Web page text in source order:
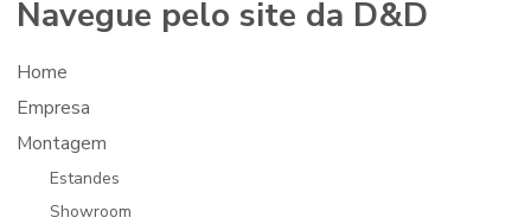
Navegue pelo site da D&D
Home
Empresa
Montagem
Estandes
Showroom